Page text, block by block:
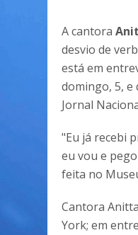
A cantora
desvio de
está em
domingo, 5,
Jornal
"Eu já recebi
eu vou e
feita no
Cantora
York; em